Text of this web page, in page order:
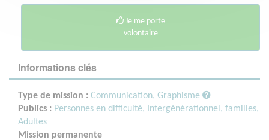
Je me porte
volontaire
Informations clés
Type de mission : Communication, Graphisme
Publics : Personnes en difficulté,
Intergénérationnel, familles,
Adultes
Mission permanente